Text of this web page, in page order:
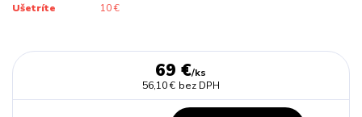
Ušetríte 10 €
69 €/ks
56,10 € bez DPH